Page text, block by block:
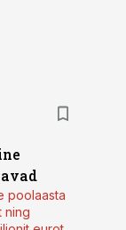
poolaasta
ning